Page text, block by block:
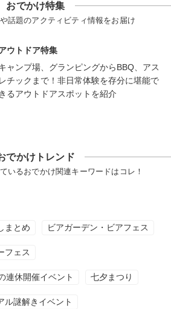
おでかけ特集
話題のアクティビティ情報をお届け
ウトドア特集
ャンプ場、グランピングからBBQ、アス
レチックまで！非日常体験を存分に堪能で
きるアウトドアスポットを紹介
でかけトレンド
いるおでかけ関連キーワードはコレ！
まとめ ビアガーデン・ビアフェス
フェス
連休開催イベント 七夕まつり
ル謎解きイベント